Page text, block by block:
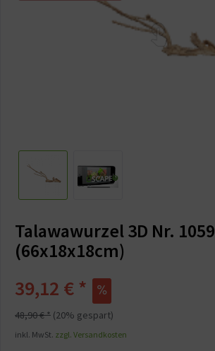
Talawawurzel 3D Nr. 1059
(66x18x18cm)
39,12 € *
48,90 € * (20% gespart)
inkl. MwSt. zzgl. Versandkosten